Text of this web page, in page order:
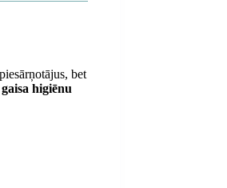
bet
higiēnu